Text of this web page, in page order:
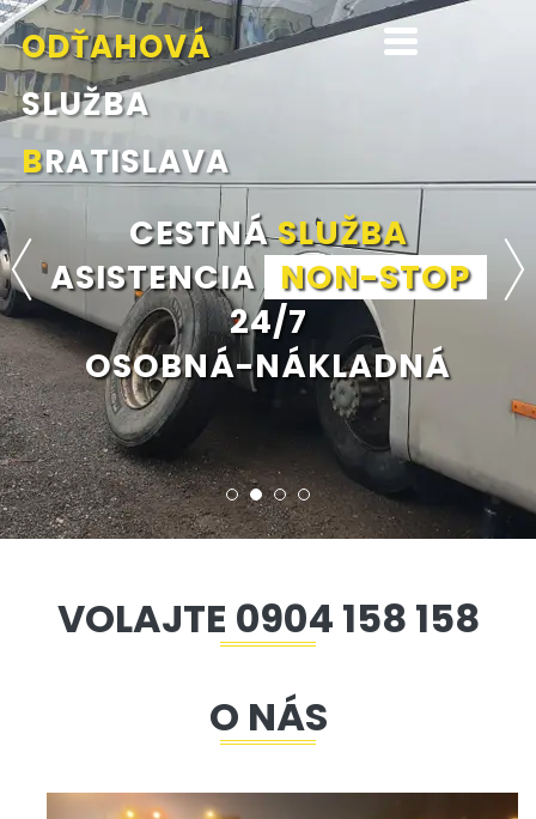
ODŤAHOVÁ
SLUŽBA
BRATISLAVA
ODŤAHOVÁSLUŽBA
BRATISLAVA NON-STOP
24/7
VOLAJTE 0904 158 158
O NÁS